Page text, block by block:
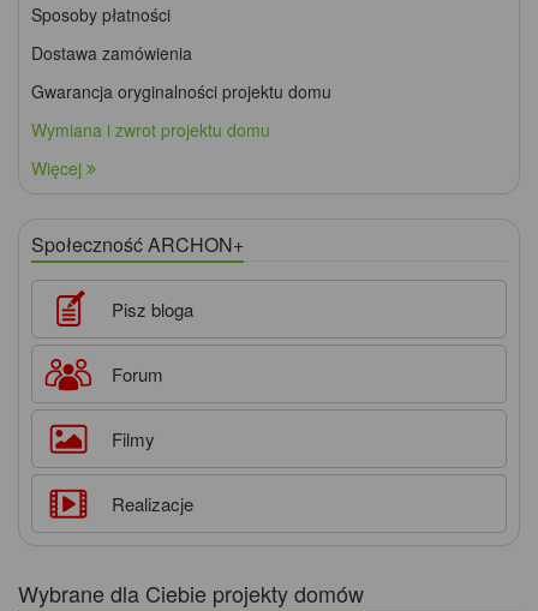
Sposoby płatności
Dostawa zamówienia
Gwarancja oryginalności projektu domu
Wymiana i zwrot projektu domu
Więcej
Społeczność ARCHON+
Pisz bloga
Forum
Filmy
Realizacje
Wybrane dla Ciebie projekty domów